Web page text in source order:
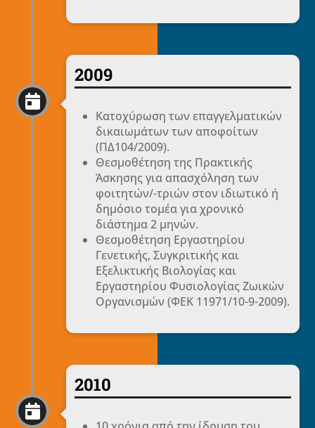

2009
Κατοχύρωση των επαγγελματικών
δικαιωμάτων των αποφοίτων
(ΠΔ104/2009).
Θεσμοθέτηση της Πρακτικής
Άσκησης για απασχόληση των
φοιτητών/-τριών στον ιδιωτικό ή
δημόσιο τομέα για χρονικό
διάστημα 2 μηνών.
Θεσμοθέτηση Εργαστηρίου
Γενετικής, Συγκριτικής και
Εξελικτικής Βιολογίας και
Εργαστηρίου Φυσιολογίας Ζωικών
Οργανισμών (ΦΕΚ 11971/10-9-2009).

2010